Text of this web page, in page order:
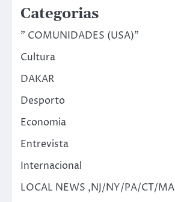
Categorias
" COMUNIDADES (USA)"
Cultura
DAKAR
Desporto
Economia
Entrevista
Internacional
LOCAL NEWS ,NJ/NY/PA/CT/MA